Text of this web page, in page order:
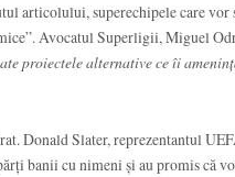
articolului, superechipele care
Avocatul Superligii, Miguel
proiectele alternative ce îi
Donald Slater, reprezentantul
banii cu nimeni și au promis că